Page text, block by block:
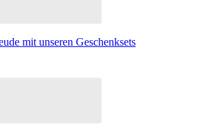
mit unseren Geschenksets